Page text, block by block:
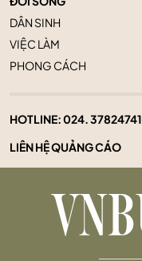
DÂN SINH
VIỆC LÀM
PHONG CÁCH
HOTLINE:024. 37824741
LIÊN HỆ QUẢNG CÁO